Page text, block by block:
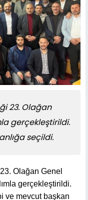
23. Olağan
gerçekleştirildi.
seçildi.
Olağan Genel
gerçekleştirildi.
ve mevcut başkan